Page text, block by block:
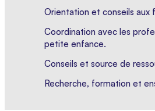
Orientation et conseils aux
Coordination avec les
petite enfance.
Conseils et source de
Recherche, formation et